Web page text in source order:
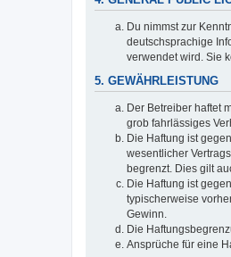
Du nimmst zur
deutschsprachige
verwendet wird. Sie
5. GEWÄHRLEISTUNG
Der Betreiber haftet
grob fahrlässiges
Die Haftung ist
wesentlicher
begrenzt. Dies gilt
Die Haftung ist
typischerweise
Gewinn.
Die
Ansprüche für eine